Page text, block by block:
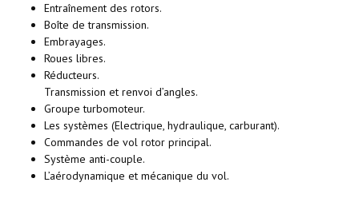
Entraînement des rotors.
Boîte de transmission.
Embrayages.
Roues libres.
Réducteurs.
Transmission et renvoi d’angles.
Groupe turbomoteur.
Les systèmes (Electrique, hydraulique, carburant).
Commandes de vol rotor principal.
Système anti-couple.
L’aérodynamique et mécanique du vol.